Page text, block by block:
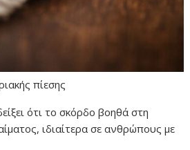
πίεσης
ότι το σκόρδο βοηθά στη
ιδιαίτερα σε ανθρώπους με